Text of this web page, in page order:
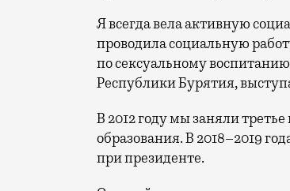
Я всегда вела активную
проводила социальную
по сексуальному
Республики Бурятия,
В 2012 году мы заняли
образования. В 2018–2019
при президенте.